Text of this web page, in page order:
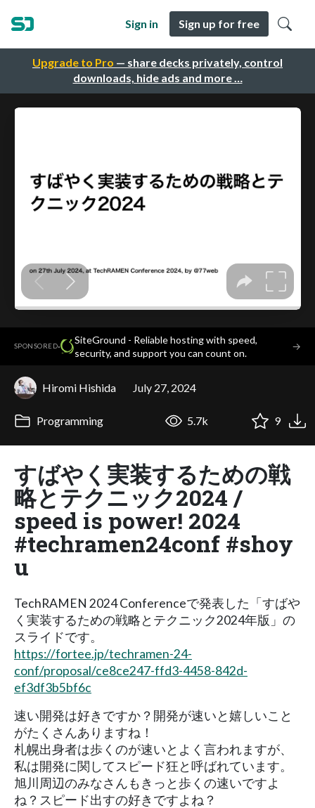
Upgrade to Pro — share decks privately, control
downloads, hide ads and more …
Sign in Sign up for free
SPONSORED·
SiteGround - Reliable hosting with speed,
security, and support you can count on.
→
Hiromi Hishida July 27, 2024
Programming 5.7k 9
すばやく実装するための戦
略とテクニック2024 /
speed is power! 2024
#techramen24conf #shoy
u
TechRAMEN 2024 Conferenceで発表した「すばや
く実装するための戦略とテクニック2024年版」の
スライドです。
https://fortee.jp/techramen-24-
conf/proposal/ce8ce247-ffd3-4458-842d-
ef3df3b5bf6c
速い開発は好きですか？開発が速いと嬉しいこと
がたくさんありますね！
札幌出身者は歩くのが速いとよく言われますが、
私は開発に関してスピード狂と呼ばれています。
旭川周辺のみなさんもきっと歩くの速いですよ
ね？スピード出すの好きですよね？